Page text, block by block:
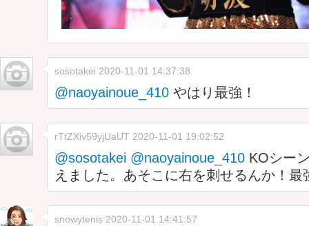
sosotakei 2020-11-01 14:37:38
@naoyainoue_410 やはり最強！
rTtZXiv59yjUaUT 2020-11-01 19:02:52
@sosotakei @naoyainoue_410 KOシー
えました。あそこに右を刺せるんか！最
snowytenis 2020-11-01 14:41:57